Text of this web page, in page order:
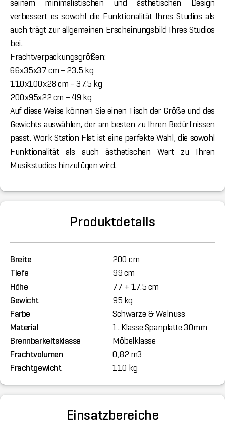
seinem minimalistischen und ästhetischen Design
verbessert es sowohl die Funktionalität Ihres Studios als
auch trägt zur allgemeinen Erscheinungsbild Ihres Studios
bei.
Frachtverpackungsgrößen:
66x35x37 cm – 23.5 kg
110x100x28 cm – 37.5 kg
200x95x22 cm – 49 kg
Auf diese Weise können Sie einen Tisch der Größe und des
Gewichts auswählen, der am besten zu Ihren Bedürfnissen
passt. Work Station Flat ist eine perfekte Wahl, die sowohl
Funktionalität als auch ästhetischen Wert zu Ihren
Musikstudios hinzufügen wird.
Produktdetails
Breite
200 cm
Tiefe
99 cm
Höhe
77 + 17.5 cm
Gewicht
95 kg
Farbe
Schwarze & Walnuss
Material
1. Klasse Spanplatte 30mm
Brennbarkeitsklasse
Möbelklasse
Frachtvolumen
0,82 m3
Frachtgewicht
110 kg
Einsatzbereiche